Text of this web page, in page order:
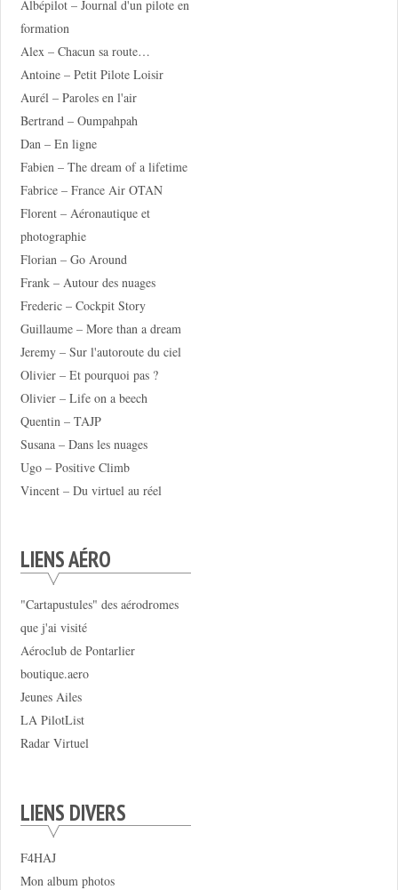
Albépilot – Journal d'un pilote en
formation
Alex – Chacun sa route…
Antoine – Petit Pilote Loisir
Aurél – Paroles en l'air
Bertrand – Oumpahpah
Dan – En ligne
Fabien – The dream of a lifetime
Fabrice – France Air OTAN
Florent – Aéronautique et
photographie
Florian – Go Around
Frank – Autour des nuages
Frederic – Cockpit Story
Guillaume – More than a dream
Jeremy – Sur l'autoroute du ciel
Olivier – Et pourquoi pas ?
Olivier – Life on a beech
Quentin – TAJP
Susana – Dans les nuages
Ugo – Positive Climb
Vincent – Du virtuel au réel
LIENS AÉRO
"Cartapustules" des aérodromes
que j'ai visité
Aéroclub de Pontarlier
boutique.aero
Jeunes Ailes
LA PilotList
Radar Virtuel
LIENS DIVERS
F4HAJ
Mon album photos